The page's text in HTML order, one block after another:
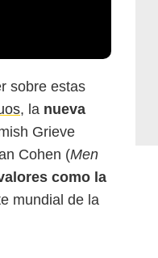
sobre estas
, la nueva
Grieve
Cohen (Men
como la
mundial de la